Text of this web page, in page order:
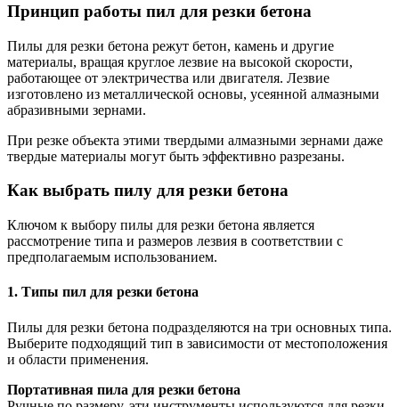
Принцип работы пил для резки бетона
Пилы для резки бетона режут бетон, камень и другие
материалы, вращая круглое лезвие на высокой скорости,
работающее от электричества или двигателя. Лезвие
изготовлено из металлической основы, усеянной алмазными
абразивными зернами.
При резке объекта этими твердыми алмазными зернами даже
твердые материалы могут быть эффективно разрезаны.
Как выбрать пилу для резки бетона
Ключом к выбору пилы для резки бетона является
рассмотрение типа и размеров лезвия в соответствии с
предполагаемым использованием.
1. Типы пил для резки бетона
Пилы для резки бетона подразделяются на три основных типа.
Выберите подходящий тип в зависимости от местоположения
и области применения.
Портативная пила для резки бетона